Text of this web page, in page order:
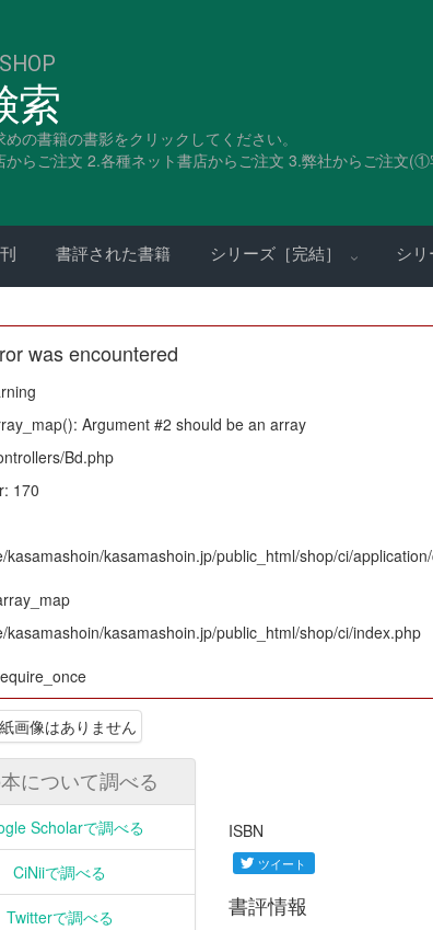
索
の書籍の書影をクリックしてください。
からご注文 2.各種ネット書店からご注文 3.弊社からご注文
書評された書籍 シリーズ［完結］ シリ
was encountered
Argument #2 should be an array
Bd.php
170
kasamashoin/kasamashoin.jp/public_html/shop/ci/
kasamashoin/kasamashoin.jp/public_html/shop/ci/index.php
について調べる
Scholarで調べる
CiNiiで調べる
Twitterで調べる
ISBN
書評情報